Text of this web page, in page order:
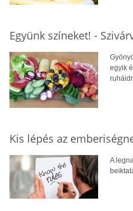
Együnk színeket! -
egyik
Kis lépés az
A